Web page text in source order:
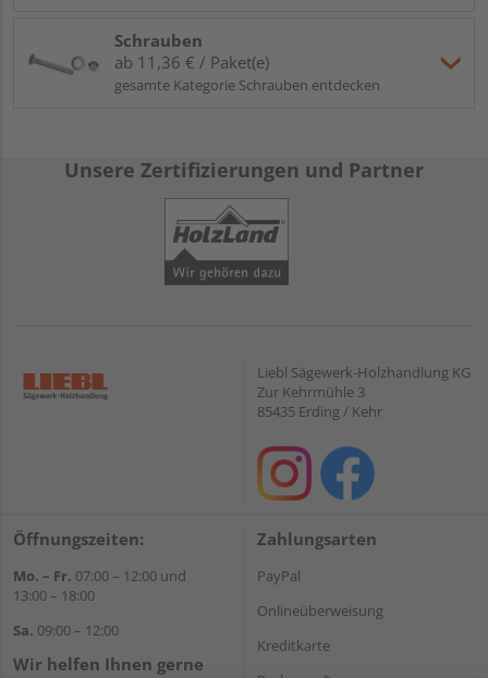
Schrauben
ab 11,36 € / Paket(e)
gesamte Kategorie Schrauben entdecken
Unsere Zertifizierungen und Partner
Liebl Sägewerk-Holzhandlung KG
Zur Kehrmühle 3
85435 Erding / Kehr
Öffnungszeiten:
Mo. – Fr. 07:00 – 12:00 und
13:00 – 18:00
Sa. 09:00 – 12:00
Wir helfen Ihnen gerne
Zahlungsarten
PayPal
Onlineüberweisung
Kreditkarte